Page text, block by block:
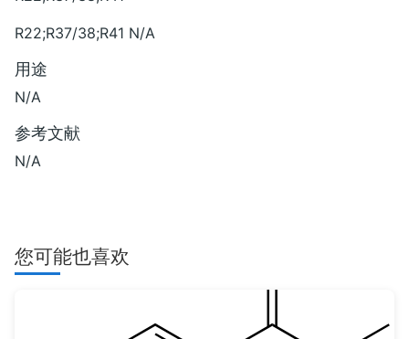
R22;R37/38;R41 N/A
用途
N/A
参考文献
N/A
您可能也喜欢